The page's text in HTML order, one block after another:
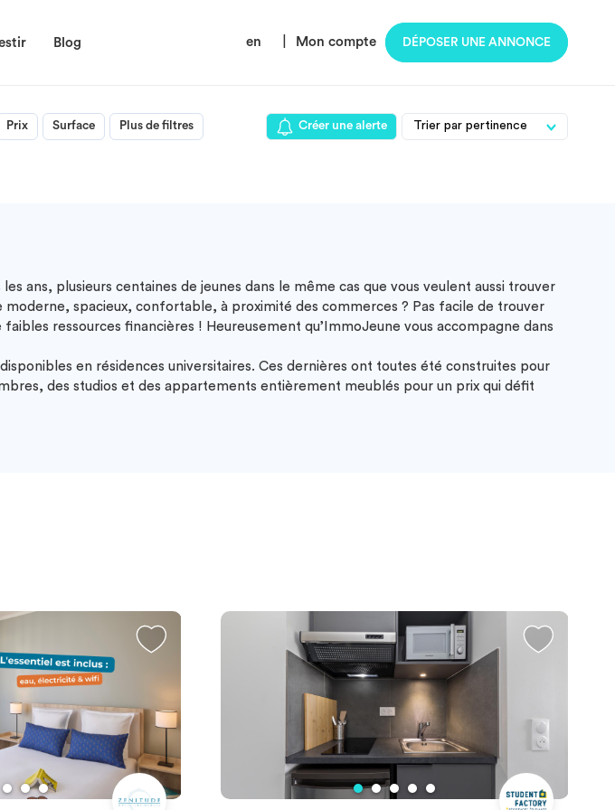
Blog en Mon compte DÉPOSER UNE ANNONCE
Prix Surface Plus de filtres Créer une alerte
les ans, plusieurs centaines de jeunes dans le même cas que vous veulent aussi trouver
spacieux, confortable, à proximité des commerces ? Pas facile de trouver
ressources financières ! Heureusement qu’ImmoJeune vous accompagne dans
en résidences universitaires. Ces dernières ont toutes été construites pour
des studios et des appartements entièrement meublés pour un prix qui défit